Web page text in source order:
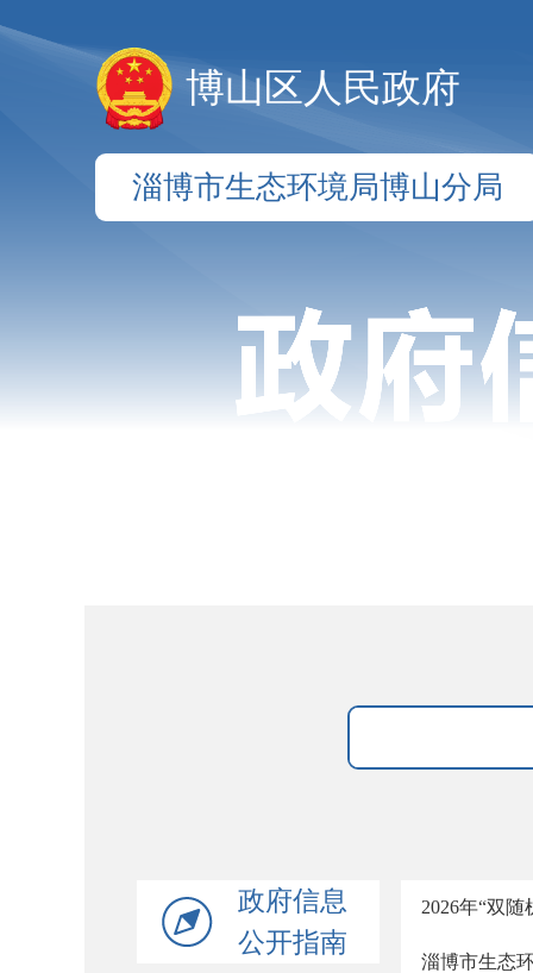
博山区人民政府
淄博市生态环境局博山分局
政府信息
公开指南
2026年“双
淄博市生态